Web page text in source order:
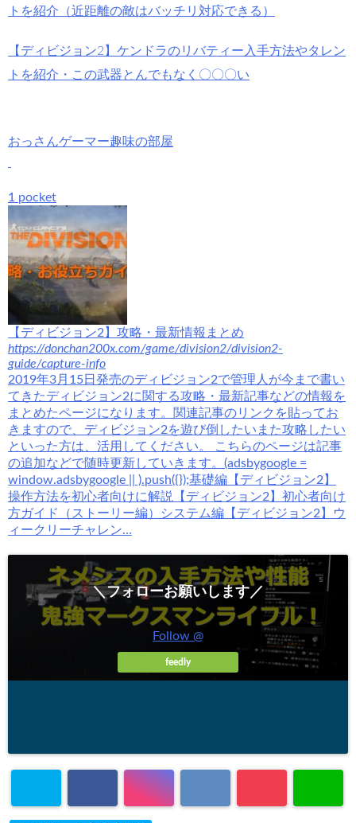
トを紹介（近距離の敵はバッチリ対応できる）
【ディビジョン2】ケンドラのリバティー入手方法やタレン
トを紹介・この武器とんでもなく〇〇〇い
おっさんゲーマー趣味の部屋
1 pocket
【ディビジョン2】攻略・最新情報まとめ
https://donchan200x.com/game/division2/division2-
guide/capture-info
2019年3月15日発売のディビジョン2で管理人が今まで書い
てきたディビジョン2に関する攻略・最新記事などの情報を
まとめたページになります。関連記事のリンクを貼ってお
きますので、ディビジョン2を遊び倒したいまた攻略したい
といった方は、活用してください。 こちらのページは記事
の追加などで随時更新していきます。(adsbygoogle =
window.adsbygoogle || ).push({});基礎編【ディビジョン2】
操作方法を初心者向けに解説【ディビジョン2】初心者向け
方ガイド（ストーリー編）システム編【ディビジョン2】ウ
ィークリーチャレン…
＼フォローお願いします／
Follow @
feedly